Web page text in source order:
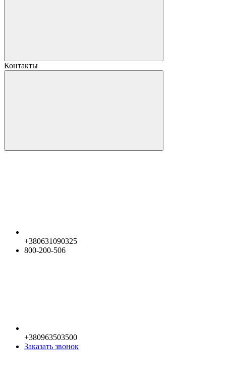
Контакты
+380631090325
800-200-506
+380963503500
Заказать звонок